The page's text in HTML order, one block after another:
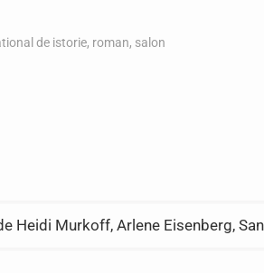
de istorie, roman, salon
Heidi Murkoff, Arlene Eisenberg,